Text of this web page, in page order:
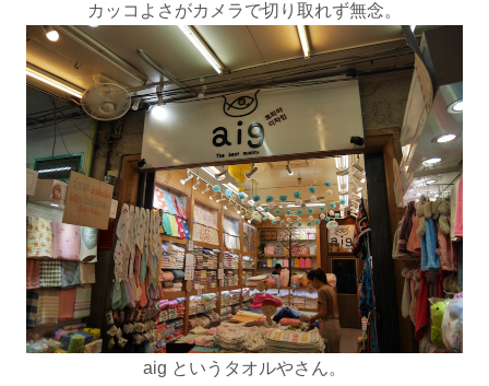
カッコよさがカメラで切り取れず無念。
aig というタオルやさん。